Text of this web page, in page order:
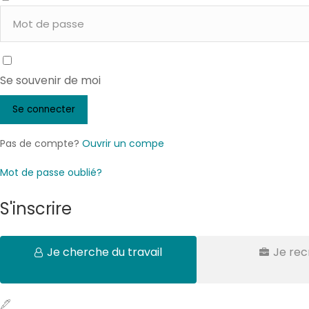
Se souvenir de moi
Pas de compte? Ouvrir un compe
Mot de passe oublié?
S'inscrire
Je cherche du travail Je